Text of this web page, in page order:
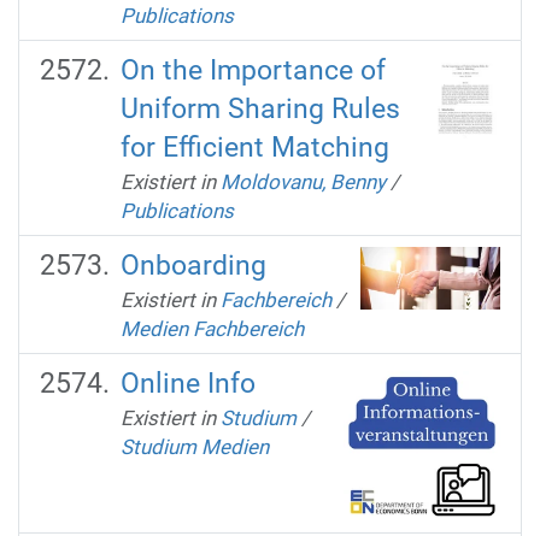
Publications
On the Importance of
Uniform Sharing Rules
for Efficient Matching
Existiert in Moldovanu, Benny /
Publications
Onboarding
Existiert in Fachbereich /
Medien Fachbereich
Online Info
Existiert in Studium /
Studium Medien